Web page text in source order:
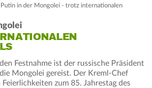
Putin in der Mongolei - trotz internationalen
Festnahme ist der russische Präsident
Mongolei gereist. Der Kreml-Chef
zum 85. Jahrestag des